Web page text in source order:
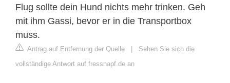
Flug sollte dein Hund nichts mehr trinken. Geh
mit ihm Gassi, bevor er in die Transportbox
muss.
Antrag auf Entfernung der Quelle
Sehen Sie sich die
vollständige Antwort auf fressnapf.de an